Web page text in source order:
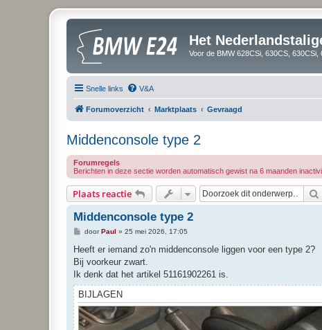
Het
Voor de BMW 628CSi, 630CS,
Snelle links V&A
Forumoverzicht Marktplaats Gevraagd
Middenconsole type 2
Forumregels
Berichten in deze sectie worden automatisch gewist na 6 maanden
Plaats reactie
Middenconsole type 2
B
r
h
doorPaul » 25 mei 2026, 17:05
Heeft er iemand zo'n middenconsole liggen voor een type 2?
Bij voorkeur zwart.
Ik denk dat het artikel 51161902261 is.
BIJLAGEN